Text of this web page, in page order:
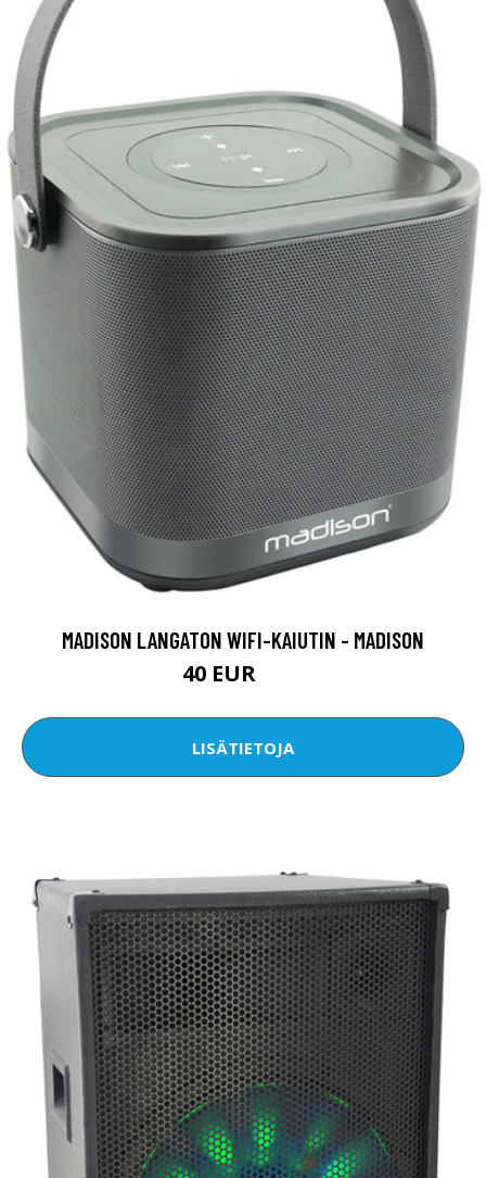
MADISON LANGATON WIFI-KAIUTIN - MADISON
40 EUR
LISÄTIETOJA